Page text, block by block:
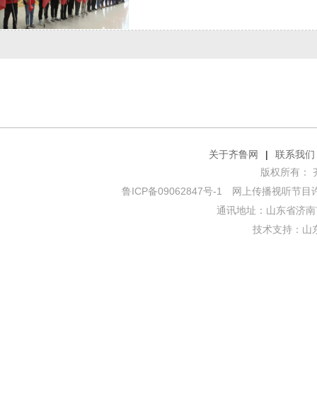
关于齐鲁网 |
联系我们
版权所有：
鲁ICP备09062847号-1 网上传播视听节目
通讯地址：山东省济
技术支持： 山